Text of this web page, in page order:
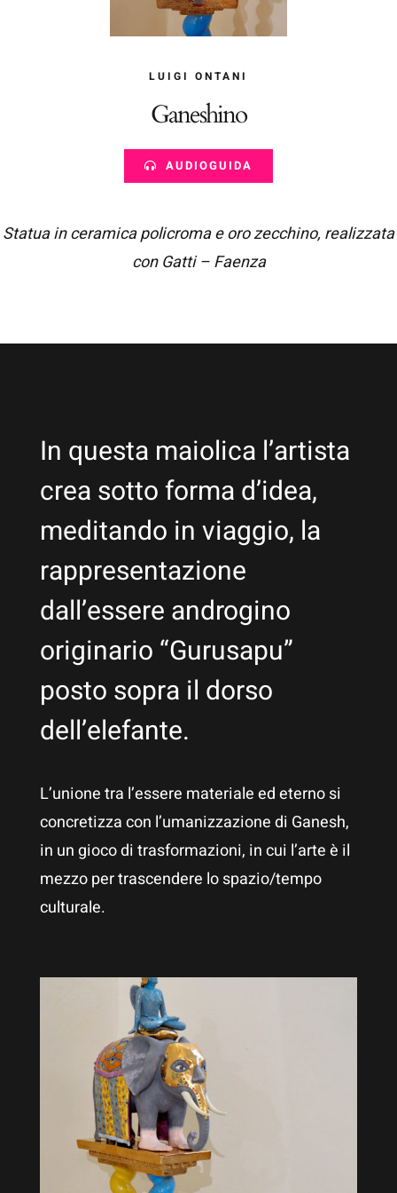
LUIGI ONTANI
Ganeshino
AUDIOGUIDA
Statua in ceramica policroma e oro zecchino, realizzata
con Gatti – Faenza
In questa maiolica l’artista
crea sotto forma d’idea,
meditando in viaggio, la
rappresentazione
dall’essere androgino
originario “Gurusapu”
posto sopra il dorso
dell’elefante.
L’unione tra l’essere materiale ed eterno si
concretizza con l’umanizzazione di Ganesh,
in un gioco di trasformazioni, in cui l’arte è il
mezzo per trascendere lo spazio/tempo
culturale.